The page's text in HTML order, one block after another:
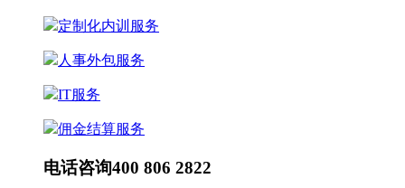
定制化内训服务
人事外包服务
IT服务
佣金结算服务
电话咨询400 806 2822